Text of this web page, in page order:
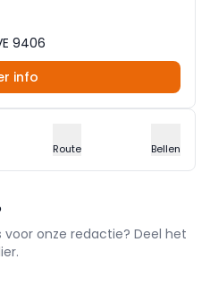
9406
info
Route Bellen
onze redactie? Deel het